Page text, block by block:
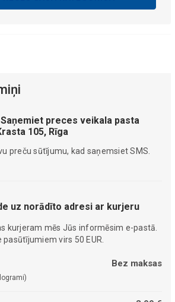
preces veikala pasta
105, Rīga
preču sūtījumu, kad saņemsiet SMS.
uz norādīto adresi ar kurjeru
kurjeram mēs Jūs informēsim e-pastā.
virs 50 EUR.
Bez maksas